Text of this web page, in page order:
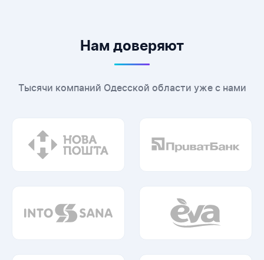
Нам доверяют
Тысячи компаний Одесской области уже с нами